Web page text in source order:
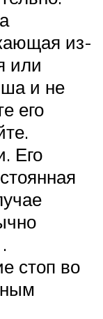
из-
или
и не
его
Его
стоп во